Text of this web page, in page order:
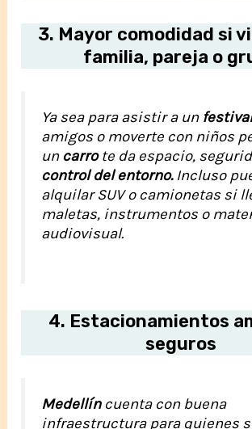
3. Mayor comodidad si
familia, pareja o
Ya sea para asistir a un
amigos o moverte con niños
uncarrote da espacio,
control del entorno. Incluso
alquilar SUV o camionetas si
maletas, instrumentos o
audiovisual.
4. Estacionamientos
seguros
Medellín cuenta con buena
infraestructura para quienes